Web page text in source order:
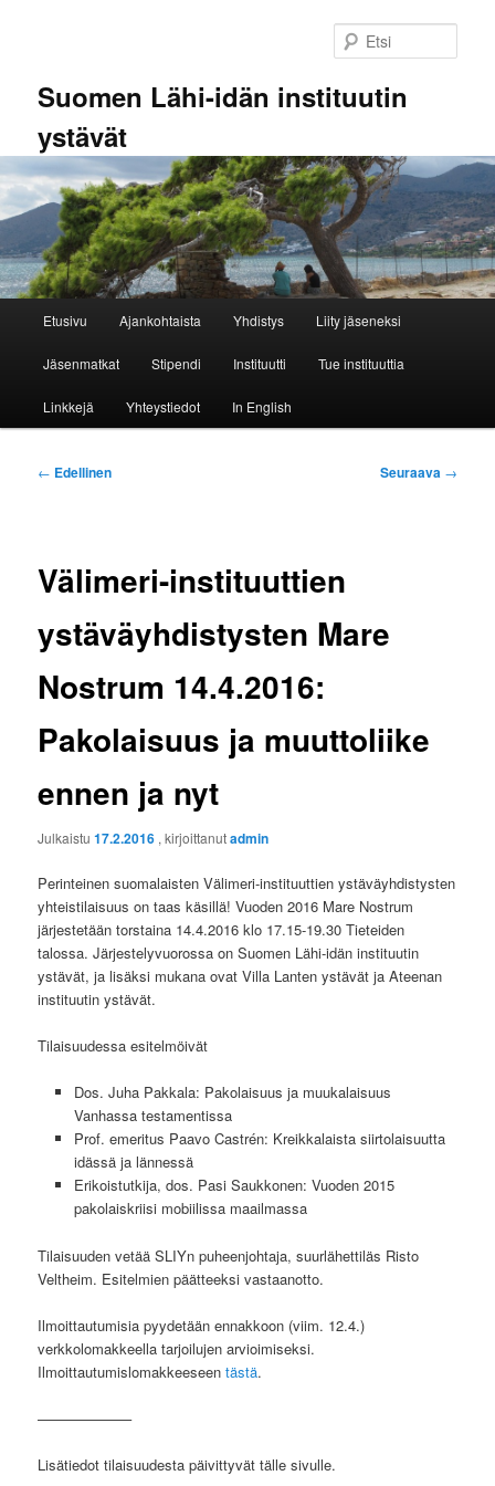
Suomen Lähi-idän instituutin
ystävät
Etusivu Ajankohtaista Yhdistys Liity jäseneksi
Jäsenmatkat Stipendi Instituutti Tue instituuttia
Linkkejä Yhteystiedot In English
Artikkelien
← Edellinen Seuraava →
Välimeri-instituuttien
ystäväyhdistysten Mare
Nostrum 14.4.2016:
Pakolaisuus ja muuttoliike
ennen ja nyt
Julkaistu17.2.2016 , kirjoittanutadmin
Perinteinen suomalaisten Välimeri-instituuttien ystäväyhdistysten
yhteistilaisuus on taas käsillä! Vuoden 2016 Mare Nostrum
järjestetään torstaina 14.4.2016 klo 17.15-19.30 Tieteiden
talossa. Järjestelyvuorossa on Suomen Lähi-idän instituutin
ystävät, ja lisäksi mukana ovat Villa Lanten ystävät ja Ateenan
instituutin ystävät.
Tilaisuudessa esitelmöivät
Dos. Juha Pakkala: Pakolaisuus ja muukalaisuus
Vanhassa testamentissa
Prof. emeritus Paavo Castrén: Kreikkalaista siirtolaisuutta
idässä ja lännessä
Erikoistutkija, dos. Pasi Saukkonen: Vuoden 2015
pakolaiskriisi mobiilissa maailmassa
Tilaisuuden vetää SLIYn puheenjohtaja, suurlähettiläs Risto
Veltheim. Esitelmien päätteeksi vastaanotto.
Ilmoittautumisia pyydetään ennakkoon (viim. 12.4.)
verkkolomakkeella tarjoilujen arvioimiseksi.
Ilmoittautumislomakkeeseentästä.
——————–
Lisätiedot tilaisuudesta päivittyvät tälle sivulle.